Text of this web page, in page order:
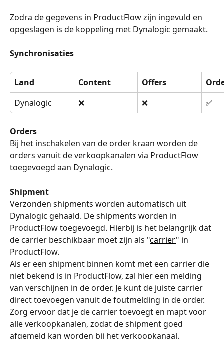
Zodra de gegevens in ProductFlow zijn ingevuld en
opgeslagen is de koppeling met Dynalogic gemaakt.
Synchronisaties
Land Content Offers
Dynalogic
❌ ❌ ✅
Orders
Bij het inschakelen van de order kraan worden de
orders vanuit de verkoopkanalen via ProductFlow
toegevoegd aan Dynalogic.
Shipment
Verzonden shipments worden automatisch uit
Dynalogic gehaald. De shipments worden in
ProductFlow toegevoegd. Hierbij is het belangrijk dat
de carrier beschikbaar moet zijn als "carrier" in
ProductFlow.
Als er een shipment binnen komt met een carrier die
niet bekend is in ProductFlow, zal hier een melding
van verschijnen in de order. Je kunt de juiste carrier
direct toevoegen vanuit de foutmelding in de order.
Zorg ervoor dat je de carrier toevoegt en mapt voor
alle verkoopkanalen, zodat de shipment goed
afgemeld kan worden bij het verkoopkanaal.